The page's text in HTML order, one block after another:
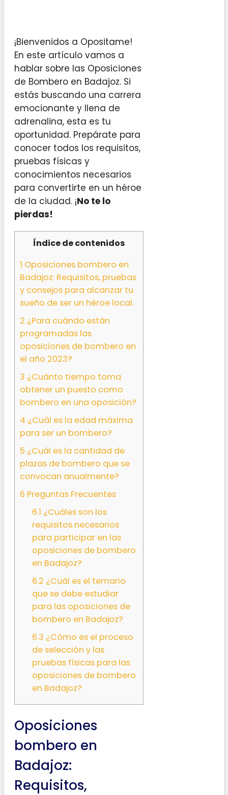
¡Bienvenidos a Opositame!
En este artículo vamos a
hablar sobre las Oposiciones
de Bombero en Badajoz. Si
estás buscando una carrera
emocionante y llena de
adrenalina, esta es tu
oportunidad. Prepárate para
conocer todos los requisitos,
pruebas físicas y
conocimientos necesarios
para convertirte en un héroe
de la ciudad. ¡No te lo
pierdas!
Índice de contenidos
1 Oposiciones bombero en
Badajoz: Requisitos, pruebas
y consejos para alcanzar tu
sueño de ser un héroe local.
2 ¿Para cuándo están
programadas las
oposiciones de bombero en
el año 2023?
3 ¿Cuánto tiempo toma
obtener un puesto como
bombero en una oposición?
4 ¿Cuál es la edad máxima
para ser un bombero?
5 ¿Cuál es la cantidad de
plazas de bombero que se
convocan anualmente?
6 Preguntas Frecuentes
6.1 ¿Cuáles son los
requisitos necesarios
para participar en las
oposiciones de bombero
en Badajoz?
6.2 ¿Cuál es el temario
que se debe estudiar
para las oposiciones de
bombero en Badajoz?
6.3 ¿Cómo es el proceso
de selección y las
pruebas físicas para las
oposiciones de bombero
en Badajoz?
Oposiciones
bombero en
Badajoz:
Requisitos,